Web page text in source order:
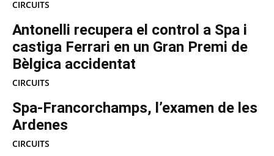
CIRCUITS
Antonelli recupera el control a Spa i
castiga Ferrari en un Gran Premi de
Bèlgica accidentat
CIRCUITS
Spa-Francorchamps, l’examen de les
Ardenes
CIRCUITS